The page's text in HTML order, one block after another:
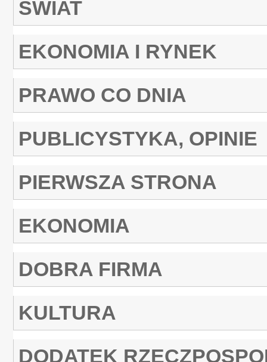
ŚWIAT
EKONOMIA I RYNEK
PRAWO CO DNIA
PUBLICYSTYKA, OPINIE
PIERWSZA STRONA
EKONOMIA
DOBRA FIRMA
KULTURA
DODATEK